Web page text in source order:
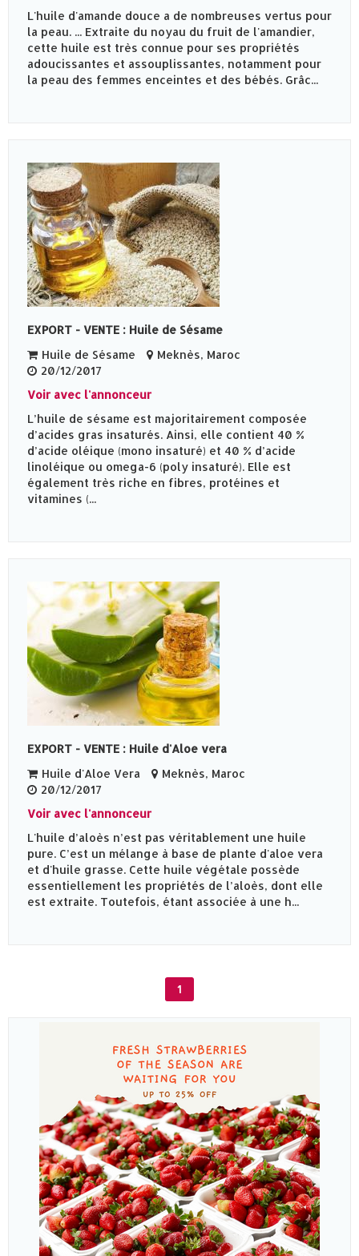
L'huile d'amande douce a de nombreuses vertus pour
la peau. ... Extraite du noyau du fruit de l'amandier,
cette huile est très connue pour ses propriétés
adoucissantes et assouplissantes, notamment pour
la peau des femmes enceintes et des bébés. Grâc...
EXPORT - VENTE : Huile de Sésame
Huile de Sésame
Meknès‎, Maroc
20/12/2017
Voir avec l'annonceur
L’huile de sésame est majoritairement composée
d’acides gras insaturés. Ainsi, elle contient 40 %
d’acide oléique (mono insaturé) et 40 % d’acide
linoléique ou omega-6 (poly insaturé). Elle est
également très riche en fibres, protéines et
vitamines (...
EXPORT - VENTE : Huile d'Aloe vera
Huile d'Aloe Vera
Meknès‎, Maroc
20/12/2017
Voir avec l'annonceur
L'huile d’aloès n’est pas véritablement une huile
pure. C’est un mélange à base de plante d'aloe vera
et d'huile grasse. Cette huile végétale possède
essentiellement les propriétés de l’aloès, dont elle
est extraite. Toutefois, étant associée à une h...
1